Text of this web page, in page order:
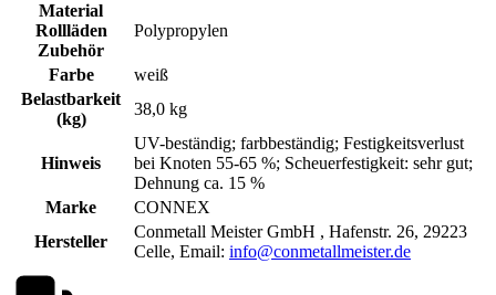
Material
Rollläden
Zubehör
Polypropylen
Farbe
weiß
Belastbarkeit
(kg)
38,0 kg
Hinweis
UV-beständig; farbbeständig; Festigkeitsverlust
bei Knoten 55-65 %; Scheuerfestigkeit: sehr gut;
Dehnung ca. 15 %
Marke
CONNEX
Hersteller
Conmetall Meister GmbH , Hafenstr. 26, 29223
Celle, Email: info@conmetallmeister.de